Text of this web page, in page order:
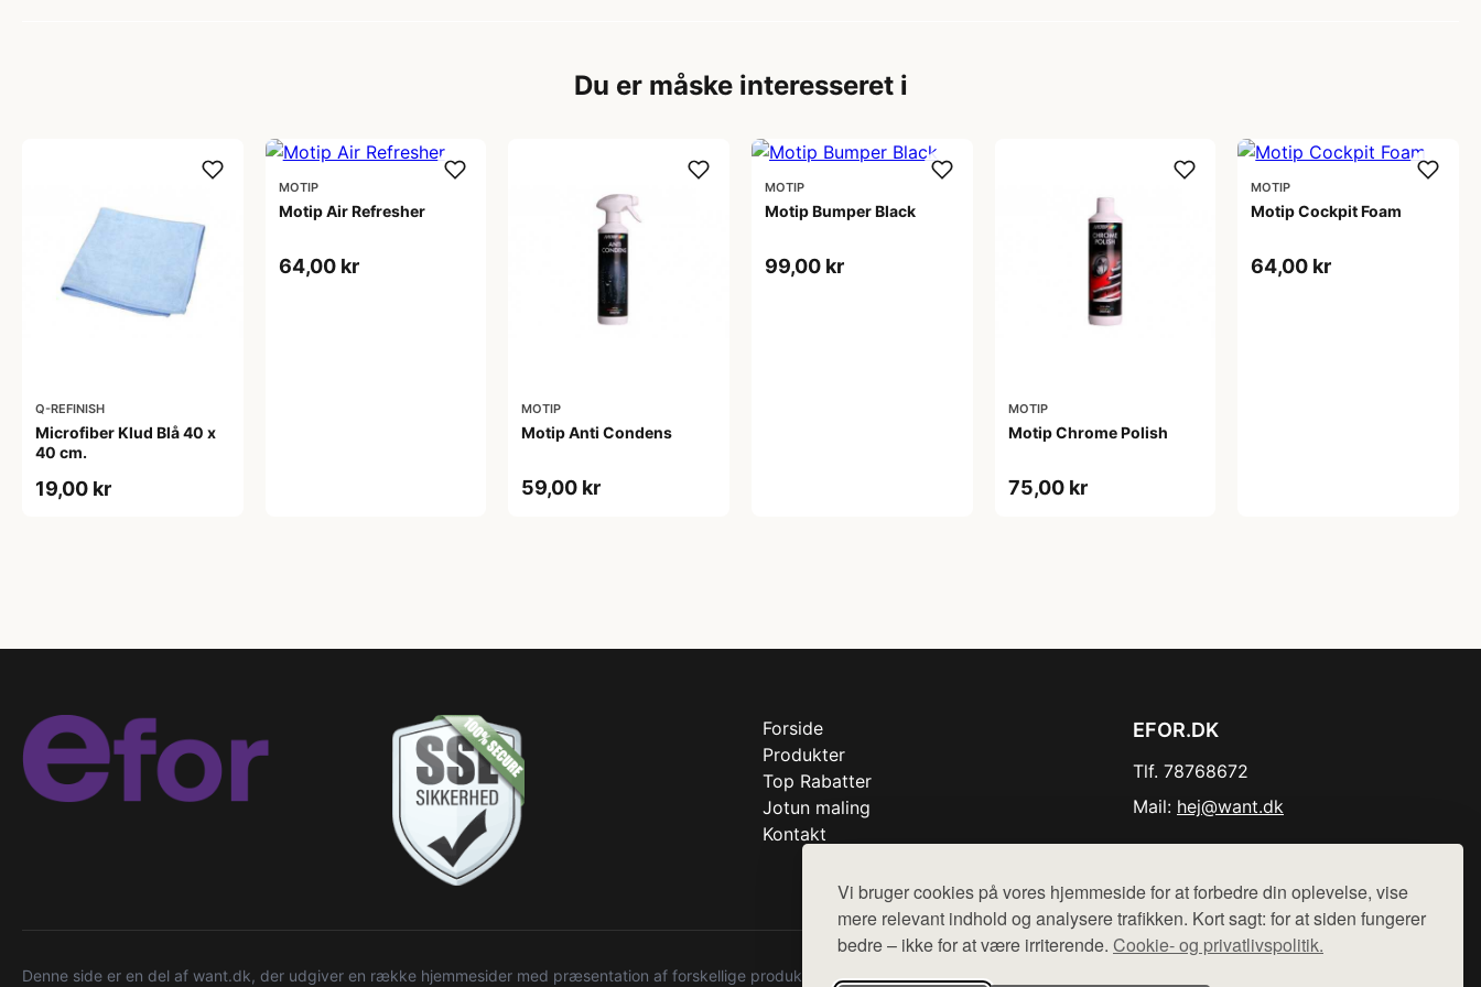
Vi bruger cookies på vores hjemmeside for at forbedre din oplevelse, vise
mere relevant indhold og analysere trafikken. Kort sagt: for at siden fungerer
bedre – ikke for at være irriterende. Cookie- og privatlivspolitik.
Du er måske interesseret i
Q-REFINISH
Microfiber Klud Blå 40 x
40 cm.
19,00 kr
MOTIP
Motip Air Refresher
64,00 kr
MOTIP
Motip Anti Condens
59,00 kr
MOTIP
Motip Bumper Black
99,00 kr
MOTIP
Motip Chrome Polish
75,00 kr
MOTIP
Motip Cockpit Foam
64,00 kr
Forside
Produkter
Top Rabatter
Jotun maling
Kontakt
EFOR.DK
Tlf. 78768672
Mail: hej@want.dk
Denne side er en del af want.dk, der udgiver en række hjemmesider med præsentation af forskellige produkter fra diverse webshops. Der sælges ikke varer fra denne side - vi henviser til de shops,